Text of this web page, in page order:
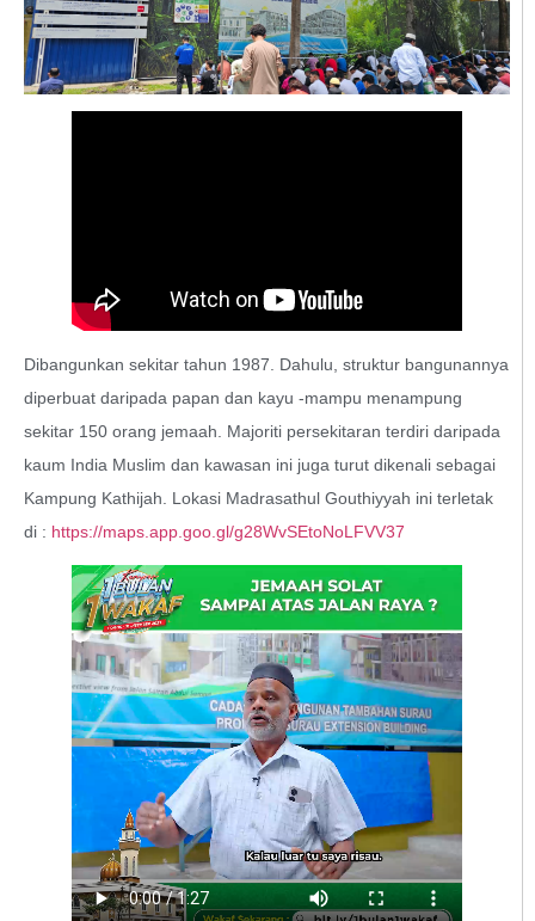
Dibangunkan sekitar tahun 1987. Dahulu, struktur bangunannya
diperbuat daripada papan dan kayu -mampu menampung
sekitar 150 orang jemaah. Majoriti persekitaran terdiri daripada
kaum India Muslim dan kawasan ini juga turut dikenali sebagai
Kampung Kathijah. Lokasi Madrasathul Gouthiyyah ini terletak
di : https://maps.app.goo.gl/g28WvSEtoNoLFVV37